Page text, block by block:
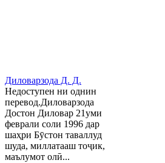
Диловарзода Д. Д.
Недоступен ни однин
перевод.Диловарзода
Достон Диловар 21уми
феврали соли 1996 дар
шаҳри Бӯстон таваллуд
шуда, миллатааш тоҷик,
маълумот олӣ...